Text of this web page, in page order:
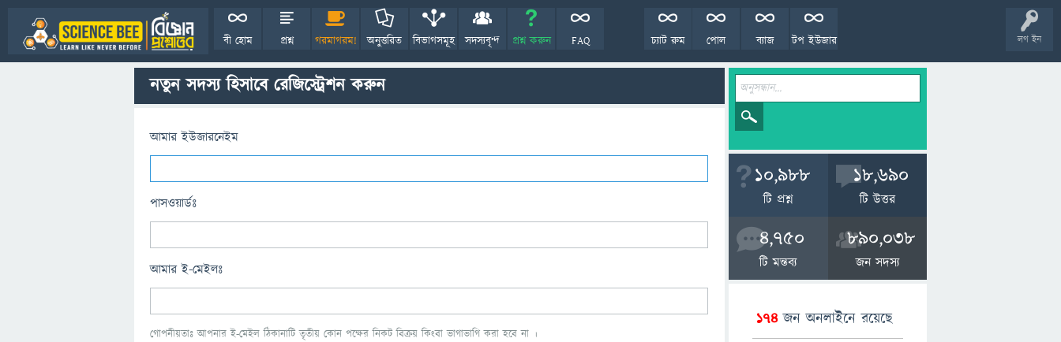
লগ ইন
বী হোম প্রশ্ন গরমাগরম! অনুত্তরিত বিভাগসমূহ সদস্যবৃন্দ প্রশ্ন করুন FAQ টপ ইউজার
ব্যাজ
পোল
চ্যাট রুম
নতুন সদস্য হিসাবে রেজিস্ট্রেশন করুন
আমার ইউজারনেইম
পাসওয়ার্ডঃ
আমার ই-মেইলঃ
গোপনীয়তাঃ আপনার ই-মেইল ঠিকানাটি তৃতীয় কোন পক্ষের নিকট বিক্রয় কিংবা ভাগাভাগি করা হবে না ।
10,988
টি প্রশ্ন
18,690
টি উত্তর
4,750
টি মন্তব্য
890,038
জন সদস্য
174জন অনলাইনে রয়েছে